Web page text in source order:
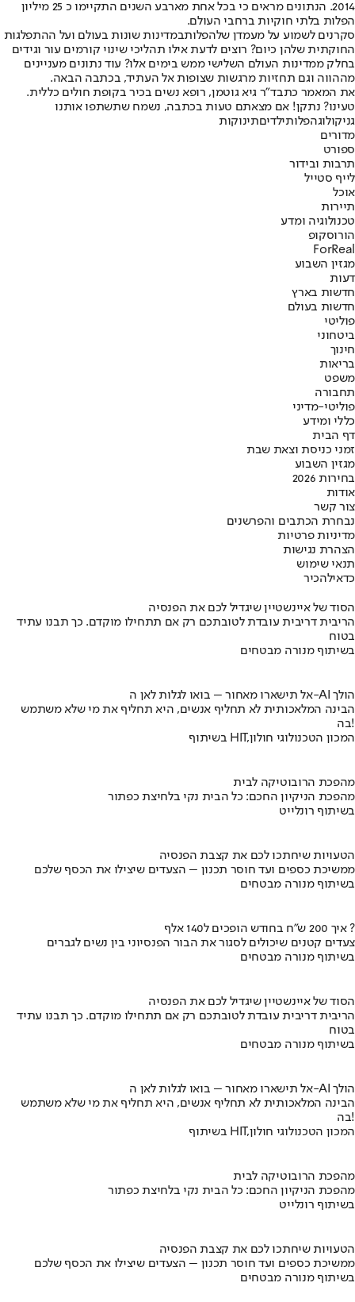
2014. הנתונים מראים כי בכל אחת מארבע השנים התקיימו כ 25 מיליון
הפלות בלתי חוקיות ברחבי העולם.
סקרנים לשמוע על מעמדן שלהפלותבמדינות שונות בעולם ועל ההתפלגות
החוקתית שלהן כיום? רוצים לדעת אילו תהליכי שינוי קורמים עור וגידים
בחלק ממדינות העולם השלישי ממש בימים אלו? עוד נתונים מעניינים
מההווה וגם תחזיות מרגשות שצופות אל העתיד, בכתבה הבאה.
את המאמר כתבד"ר גיא גוטמן, רופא נשים בכיר בקופת חולים כללית.
טעינו? נתקן! אם מצאתם טעות בכתבה, נשמח שתשתפו אותנו
גניקולוגהפלותילדיםתינוקות
מדורים
ספורט
תרבות ובידור
לייף סטייל
אוכל
תיירות
טכנולוגיה ומדע
הורוסקופ
ForReal
מגזין השבוע
דעות
חדשות בארץ
חדשות בעולם
פוליטי
ביטחוני
חינוך
בריאות
משפט
תחבורה
פוליטי-מדיני
כללי ומידע
דף הבית
זמני כניסת וצאת שבת
מגזין השבוע
בחירות 2026
אודות
צור קשר
נבחרת הכתבים והפרשנים
מדיניות פרטיות
הצהרת נגישות
תנאי שימוש
כדאילהכיר
הסוד של איינשטיין שיגדיל לכם את הפנסיה
הריבית דריבית עובדת לטובתכם רק אם תתחילו מוקדם. כך תבנו עתיד
בטוח
בשיתוף מנורה מבטחים
אל תישארו מאחור – בואו לגלות לאן ה-AI הולך
הבינה המלאכותית לא תחליף אנשים, היא תחליף את מי שלא משתמש
בה!
בשיתוף HIT,המכון הטכנולוגי חולון
מהפכת הרובוטיקה לבית
מהפכת הניקיון החכם: כל הבית נקי בלחיצת כפתור
בשיתוף רונלייט
הטעויות שיחתכו לכם את קצבת הפנסיה
ממשיכת כספים ועד חוסר תכנון – הצעדים שיצילו את הכסף שלכם
בשיתוף מנורה מבטחים
איך 200 ש"ח בחודש הופכים ל140 אלף ?
צעדים קטנים שיכולים לסגור את הבור הפנסיוני בין נשים לגברים
בשיתוף מנורה מבטחים
הסוד של איינשטיין שיגדיל לכם את הפנסיה
הריבית דריבית עובדת לטובתכם רק אם תתחילו מוקדם. כך תבנו עתיד
בטוח
בשיתוף מנורה מבטחים
אל תישארו מאחור – בואו לגלות לאן ה-AI הולך
הבינה המלאכותית לא תחליף אנשים, היא תחליף את מי שלא משתמש
בה!
בשיתוף HIT,המכון הטכנולוגי חולון
מהפכת הרובוטיקה לבית
מהפכת הניקיון החכם: כל הבית נקי בלחיצת כפתור
בשיתוף רונלייט
הטעויות שיחתכו לכם את קצבת הפנסיה
ממשיכת כספים ועד חוסר תכנון – הצעדים שיצילו את הכסף שלכם
בשיתוף מנורה מבטחים